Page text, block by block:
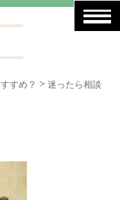
すめ？ >迷ったら相談